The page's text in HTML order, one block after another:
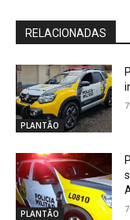
RELACIONADAS
PLANTÃO
PLANTÃO